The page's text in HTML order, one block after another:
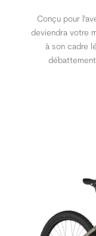
Conçu pour
deviendra votre
à son cadre